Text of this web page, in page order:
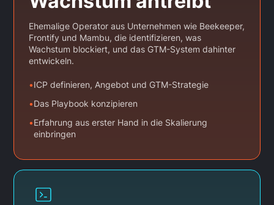
Ehemalige Operator aus Unternehmen wie Beekeeper,
Frontify und Mambu, die identifizieren, was
Wachstum blockiert, und das GTM-System dahinter
entwickeln.
•ICP definieren, Angebot und GTM-Strategie
•Das Playbook konzipieren
•Erfahrung aus erster Hand in die Skalierung
einbringen